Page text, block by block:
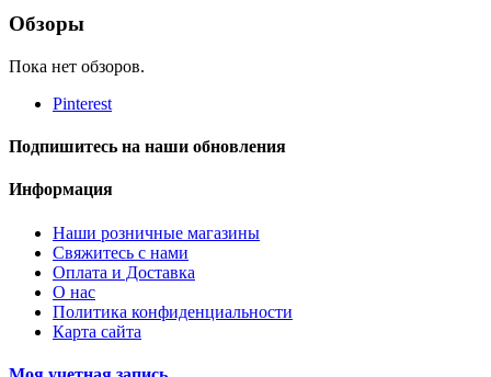
Обзоры
Пока нет обзоров.
Pinterest
Подпишитесь на наши обновления
Информация
Наши розничные магазины
Свяжитесь с нами
Оплата и Доставка
О нас
Политика конфиденциальности
Карта сайта